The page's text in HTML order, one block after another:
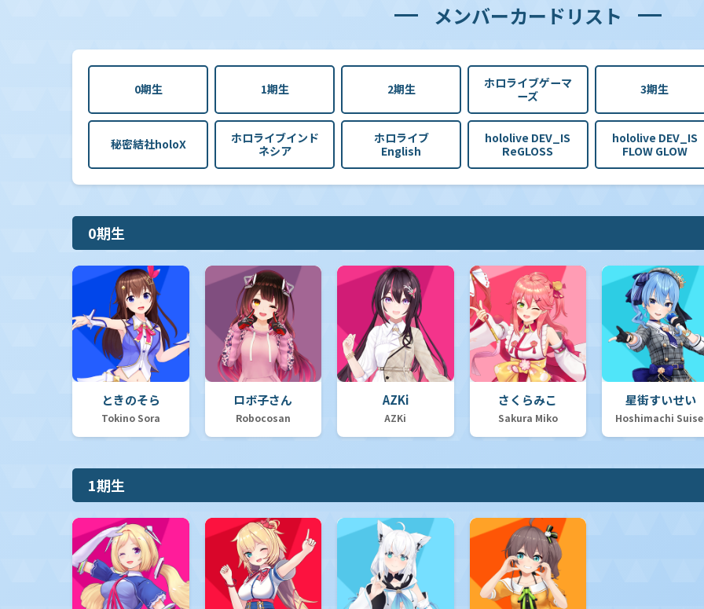
メンバーカードリスト
0期生 1期生 2期生
ホロライブゲーマ
ーズ
3期生
秘密結社holoX
ホロライブインド
ネシア
ホロライブ
English
hololive DEV_IS
ReGLOSS
hololive DEV_IS
FLOW GLOW
0期生
ときのそら
Tokino Sora
ロボ子さん
Robocosan
AZKi
AZKi
さくらみこ
Sakura Miko
星街すいせい
Hoshimachi
1期生